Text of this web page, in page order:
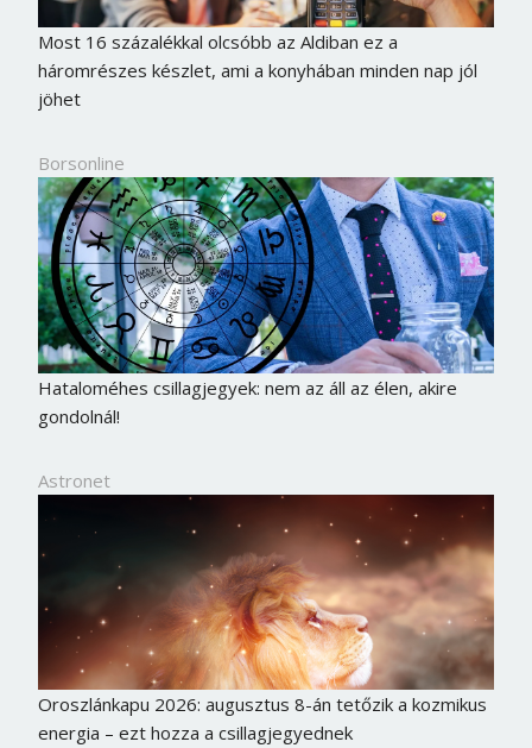
Most 16 százalékkal olcsóbb az Aldiban ez a
háromrészes készlet, ami a konyhában minden nap jól
jöhet
Borsonline
Hataloméhes csillagjegyek: nem az áll az élen, akire
gondolnál!
Astronet
Oroszlánkapu 2026: augusztus 8-án tetőzik a kozmikus
energia – ezt hozza a csillagjegyednek